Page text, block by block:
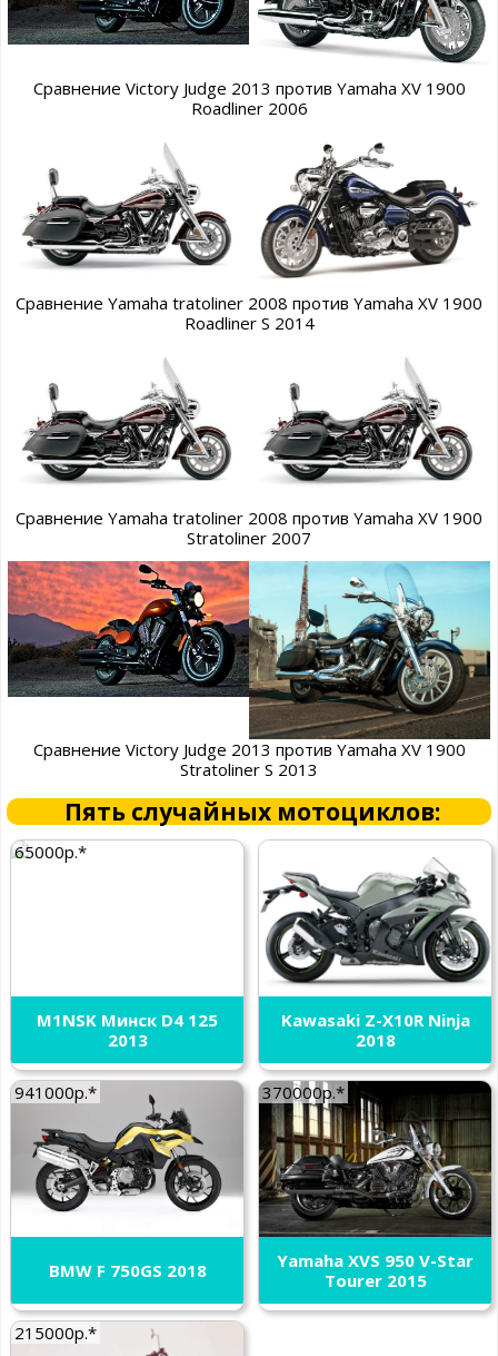
Сравнение Victory Judge 2013 против Yamaha XV 1900
Roadliner 2006
Сравнение Yamaha tratoliner 2008 против Yamaha XV 1900
Roadliner S 2014
Сравнение Yamaha tratoliner 2008 против Yamaha XV 1900
Stratoliner 2007
Сравнение Victory Judge 2013 против Yamaha XV 1900
Stratoliner S 2013
Пять случайных мотоциклов:
65000р.*
M1NSK Минск D4 125
2013
Kawasaki Z-X10R Ninja
2018
941000р.*
BMW F 750GS 2018
370000р.*
Yamaha XVS 950 V-Star
Tourer 2015
215000р.*